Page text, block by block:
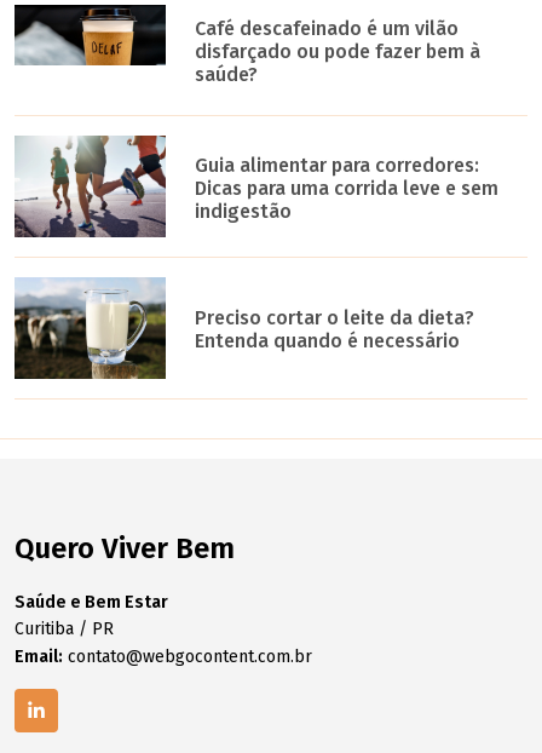
Café descafeinado é um vilão
disfarçado ou pode fazer bem à
saúde?
Guia alimentar para corredores:
Dicas para uma corrida leve e sem
indigestão
Preciso cortar o leite da dieta?
Entenda quando é necessário
Quero Viver Bem
Saúde e Bem Estar
Curitiba / PR
Email: contato@webgocontent.com.br